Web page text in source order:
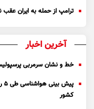
ترامپ از حمله به ایران عقب
آخرین اخبار
خط و نشان سرمربی پرسپولیس
کشور